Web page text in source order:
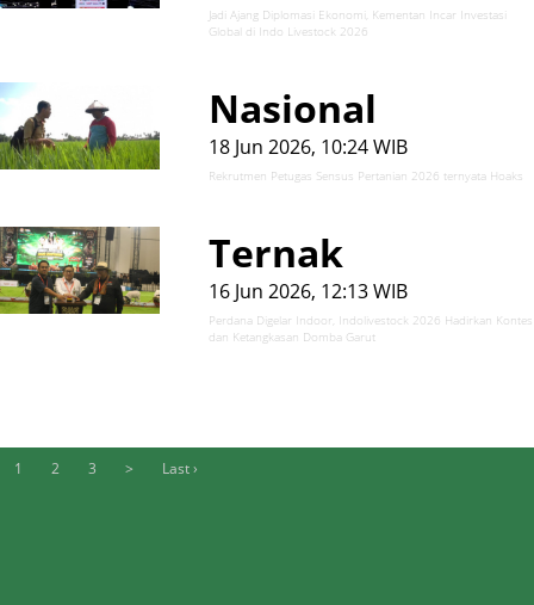
Jadi Ajang Diplomasi Ekonomi, Kementan Incar Investasi
Global di Indo Livestock 2026
Nasional
18 Jun 2026, 10:24 WIB
Rekrutmen Petugas Sensus Pertanian 2026 ternyata Hoaks
Ternak
16 Jun 2026, 12:13 WIB
Perdana Digelar Indoor, Indolivestock 2026 Hadirkan Kontes
dan Ketangkasan Domba Garut
1 2 3 > Last ›